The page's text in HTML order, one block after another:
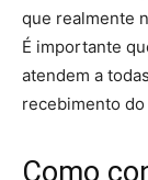
que realmente
É importante
atendem a
recebimento do
Como